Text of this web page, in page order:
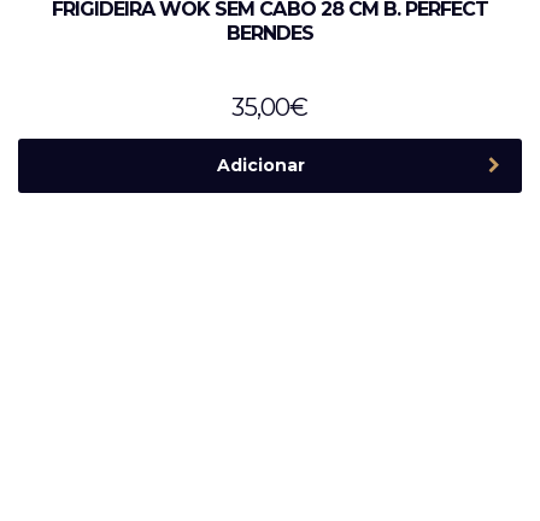
FRIGIDEIRA WOK SEM CABO 28 CM B. PERFECT
BERNDES
35,00€
Adicionar